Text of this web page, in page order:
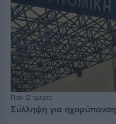
Πριν 12 ημέρες
Σύλληψη για ηχορύπανση